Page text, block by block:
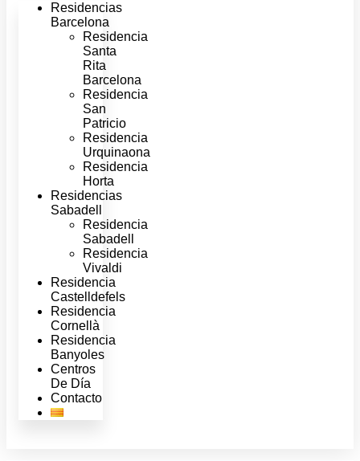
Residencias
Barcelona
Residencia
Santa
Rita
Barcelona
Residencia
San
Patricio
Residencia
Urquinaona
Residencia
Horta
Residencias
Sabadell
Residencia
Sabadell
Residencia
Vivaldi
Residencia
Castelldefels
Residencia
Cornellà
Residencia
Banyoles
Centros
De Día
Contacto